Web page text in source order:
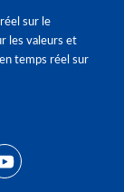
sur le
les valeurs et
temps réel sur